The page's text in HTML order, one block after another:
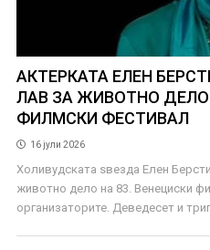
АКТЕРКАТА ЕЛЕН
ЛАВ ЗА ЖИВОТНО
ФИЛМСКИ ФЕСТИВАЛ
16 јули 2026
Холивудската ѕвезда Елен
животно дело на 83. Венециски
организаторите. Деведесет и